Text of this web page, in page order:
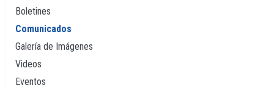
Boletines
Comunicados
Galería de Imágenes
Videos
Eventos